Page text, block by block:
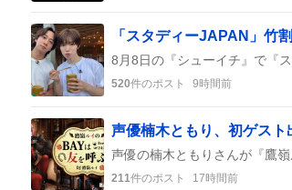
520件のポスト 9時間前
211件のポスト 17時間前